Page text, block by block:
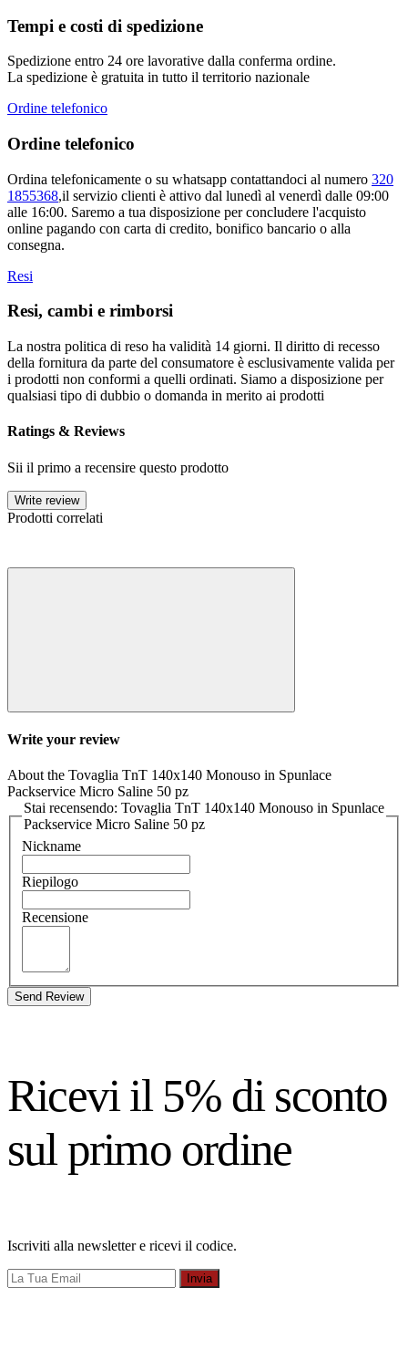
Tempi e costi di spedizione
Spedizione entro 24 ore lavorative dalla conferma ordine.
La spedizione è gratuita in tutto il territorio nazionale
Ordine telefonico
Ordine telefonico
Ordina telefonicamente o su whatsapp contattandoci al numero 320
1855368,il servizio clienti è attivo dal lunedì al venerdì dalle 09:00
alle 16:00. Saremo a tua disposizione per concludere l'acquisto
online pagando con carta di credito, bonifico bancario o alla
consegna.
Resi
Resi, cambi e rimborsi
La nostra politica di reso ha validità 14 giorni. Il diritto di recesso
della fornitura da parte del consumatore è esclusivamente valida per
i prodotti non conformi a quelli ordinati. Siamo a disposizione per
qualsiasi tipo di dubbio o domanda in merito ai prodotti
Ratings & Reviews
Sii il primo a recensire questo prodotto
Write review
Prodotti correlati
Write your review
About the Tovaglia TnT 140x140 Monouso in Spunlace
Packservice Micro Saline 50 pz
Stai recensendo: Tovaglia TnT 140x140 Monouso in Spunlace
Packservice Micro Saline 50 pz
Nickname
Riepilogo
Recensione
Send Review
Ricevi il 5% di sconto
sul primo ordine
Iscriviti alla newsletter e ricevi il codice.
Invia